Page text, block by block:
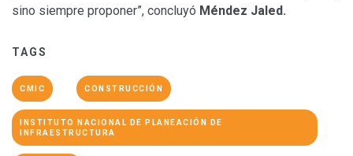
sino siempre proponer”, concluyó Méndez Jaled.
TAGS
CMIC CONSTRUCCIÓN
INSTITUTO NACIONAL DE PLANEACIÓN DE
INFRAESTRUCTURA